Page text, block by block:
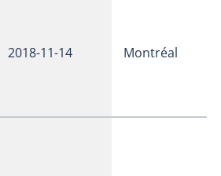
2018-11-14 Montréal